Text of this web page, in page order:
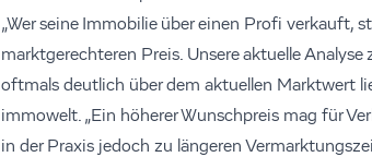
„Wer seine Immobilie über einen Profi verkauft,
marktgerechteren Preis. Unsere aktuelle
oftmals deutlich über dem aktuellen Marktwert
immowelt. „Ein höherer Wunschpreis mag für
in der Praxis jedoch zu längeren